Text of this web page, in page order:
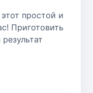
простой и
Приготовить